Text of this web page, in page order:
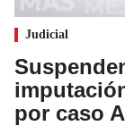
Judicial
por caso